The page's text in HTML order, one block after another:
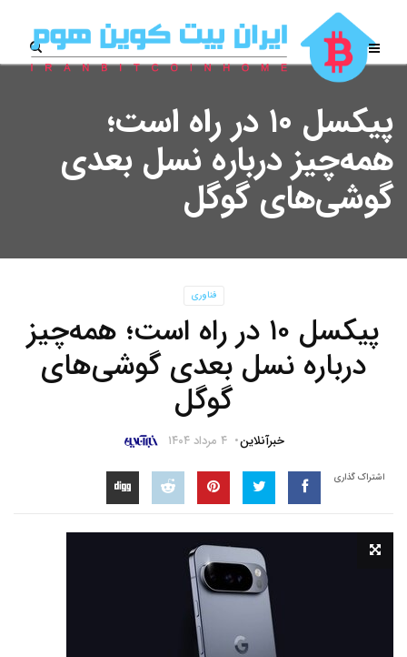
پیکسل ۱۰ در راه است؛
همه‌چیز درباره نسل بعدی
گوشی‌های گوگل
فناوری
پیکسل ۱۰ در راه است؛ همه‌چیز
درباره نسل بعدی گوشی‌های
گوگل
خبرآنلاین ۴ مرداد ۱۴۰۴
اشتراک گذاری